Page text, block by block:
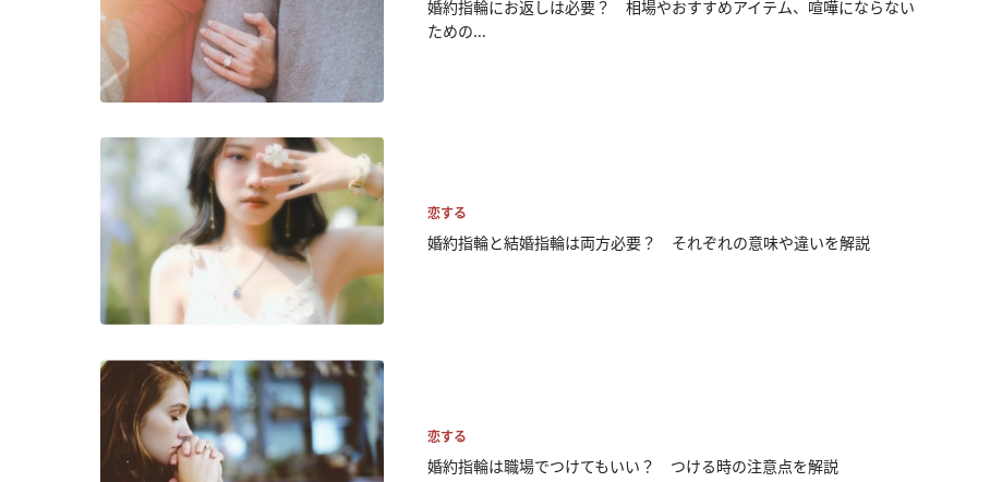
婚約指輪にお返しは必要？ 相場やおすすめアイテム、喧嘩にならない
ための...
恋する
婚約指輪と結婚指輪は両方必要？ それぞれの意味や違いを解説
恋する
婚約指輪は職場でつけてもいい？ つける時の注意点を解説